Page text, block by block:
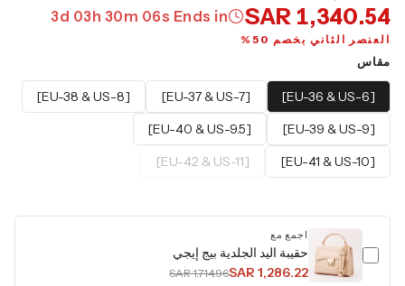
SAR 1,340.54
Ends in
3d 03h 30m 05s
العنصر الثاني بخصم 50%
مقاس
[EU-36 & US-6]
[EU-37 & US-7]
[EU-38 & US-8]
[EU-39 & US-9]
[EU-40 & US-9.5]
[EU-41 & US-10]
[EU-42 & US-11]
اجمع مع
حقيبة اليد الجلدية بيج إيجي
SAR 1,286.22
SAR 1,714.96